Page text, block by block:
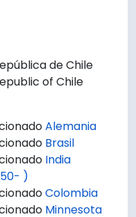
de Chile
of Chile
Alemania
Brasil
India
)
Colombia
Minnesota